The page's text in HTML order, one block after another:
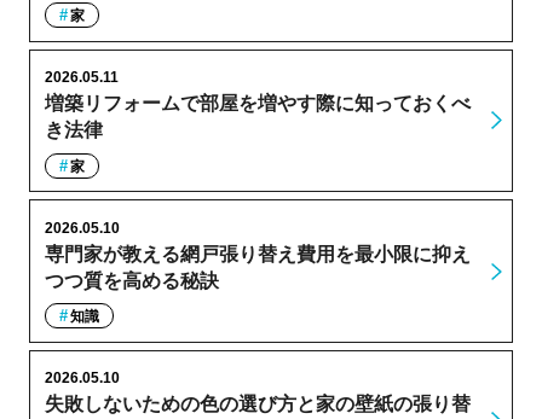
家
増築リフォームで部屋を増やす際に知っておくべ
き法律
2026.05.11
家
専門家が教える網戸張り替え費用を最小限に抑え
つつ質を高める秘訣
2026.05.10
知識
失敗しないための色の選び方と家の壁紙の張り替
2026.05.10